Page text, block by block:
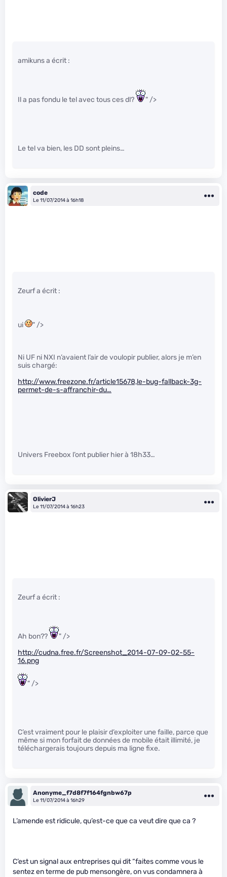
amikuns a écrit :
Il a pas fondu le tel avec tous ces dl? " />
Le tel va bien, les DD sont pleins…
code
Le 11/07/2014 à 16h18
Zeurf a écrit :
ui " />
Ni UF ni NXI n’avaient l’air de voulopir publier, alors je m’en
suis chargé:
http://www.freezone.fr/article15678,le-bug-fallback-3g-
permet-de-s-affranchir-du…
Univers Freebox l’ont publier hier à 18h33…
OlivierJ
Le 11/07/2014 à 16h23
Zeurf a écrit :
Ah bon??
" />
http://cudna.free.fr/Screenshot_2014-07-09-02-55-
16.png
" />
C’est vraiment pour le plaisir d’exploiter une faille, parce que
même si mon forfait de données de mobile était illimité, je
téléchargerais toujours depuis ma ligne fixe.
Anonyme_f7d8f7f164fgnbw67p
Le 11/07/2014 à 16h29
L’amende est ridicule, qu’est-ce que ca veut dire que ca ?
C’est un signal aux entreprises qui dit “faites comme vous le
sentez en terme de pub mensongère, on vus condamnera à